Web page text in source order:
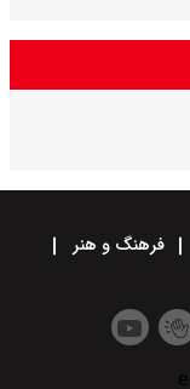
فرهنگ و هنر